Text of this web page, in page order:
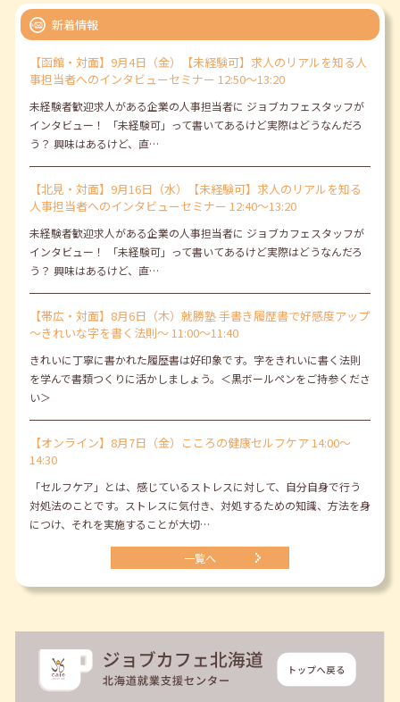
新着情報
【函館・対面】9月4日（金）【未経験可】求人のリアルを知る人
事担当者へのインタビューセミナー 12:50～13:20
未経験者歓迎求人がある企業の人事担当者に ジョブカフェスタッフが
インタビュー！ 「未経験可」って書いてあるけど実際はどうなんだろ
う？ 興味はあるけど、直…
【北見・対面】9月16日（水）【未経験可】求人のリアルを知る
人事担当者へのインタビューセミナー 12:40～13:20
未経験者歓迎求人がある企業の人事担当者に ジョブカフェスタッフが
インタビュー！ 「未経験可」って書いてあるけど実際はどうなんだろ
う？ 興味はあるけど、直…
【帯広・対面】8月6日（木）就勝塾 手書き履歴書で好感度アップ
～きれいな字を書く法則～ 11:00～11:40
きれいに丁寧に書かれた履歴書は好印象です。字をきれいに書く法則
を学んで書類つくりに活かしましょう。＜黒ボールペンをご持参くださ
い＞
【オンライン】8月7日（金）こころの健康セルフケア 14:00～
14:30
「セルフケア」とは、感じているストレスに対して、自分自身で行う
対処法のことです。ストレスに気付き、対処するための知識、方法を身
につけ、それを実施することが大切…
一覧へ